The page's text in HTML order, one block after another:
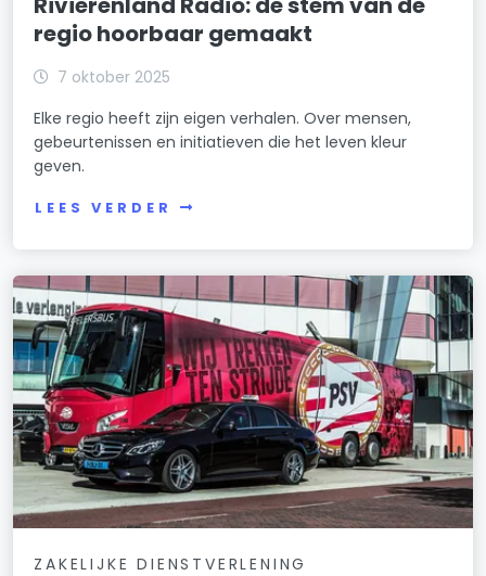
regio hoorbaar gemaakt
7 oktober 2025
Elke regio heeft zijn eigen verhalen. Over mensen,
gebeurtenissen en initiatieven die het leven kleur
geven.
LEES VERDER
ZAKELIJKE DIENSTVERLENING